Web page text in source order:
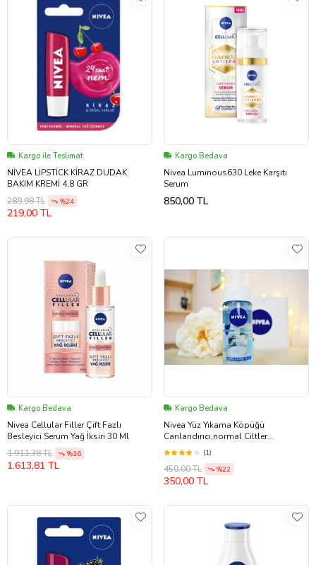
Kargo ile Teslimat
NİVEA LİPSTİCK KİRAZ DUDAK
BAKIM KREMİ 4,8 GR
289,98 TL
%24
219,00 TL
Kargo Bedava
Nivea Lumınous630 Leke Karşıtı
Serum
850,00 TL
Kargo Bedava
Nivea Cellular Fıller Çift Fazlı
Besleyici Serum Yağ İksiri 30 Ml
1.911,38 TL
%16
1.613,81 TL
Kargo Bedava
Nivea Yüz Yıkama Köpüğü
Canlandırıcı,normal Ciltler
150ml,derinlemesine Yüz
Temizleme,lotus Çiçeği
(1)
450,00 TL %22
350,00 TL